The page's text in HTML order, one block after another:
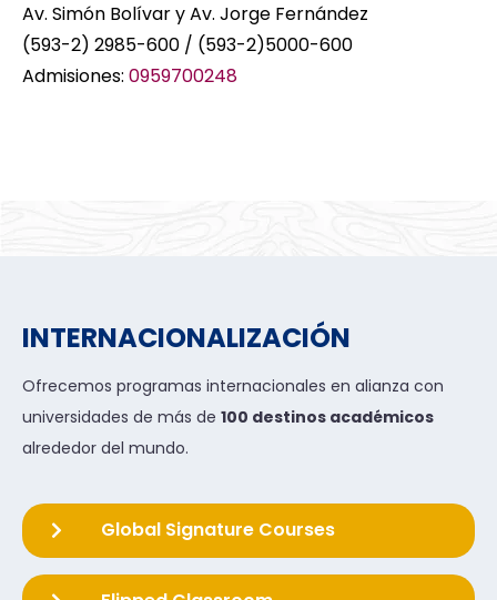
Av. Simón Bolívar y Av. Jorge Fernández
(593-2) 2985-600 / (593-2)5000-600
Admisiones: 0959700248
INTERNACIONALIZACIÓN
Ofrecemos programas internacionales en alianza con
universidades de más de 100 destinos académicos
alrededor del mundo.
Global Signature Courses